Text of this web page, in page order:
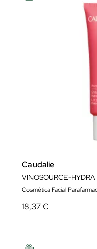
Caudalie
VINOSOURCE-
Cosmética Facial
18,37 €